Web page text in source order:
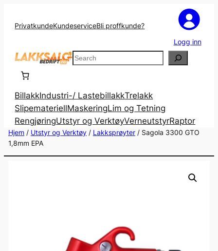
PrivatkundeKundeserviceBli proffkunde?
Logg inn
Search
BillakkIndustri-/ LastebillakkTrelakk
SlipemateriellMaskeringLim og Tetning
RengjøringUtstyr og VerktøyVerneutstyrRaptor
Hjem/ Utstyr og Verktøy/ Lakksprøyter/ Sagola 3300 GTO
1,8mm EPA